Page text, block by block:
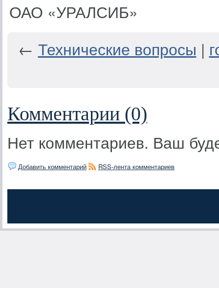
ОАО «УРАЛСИБ»
← Технические вопросы |
Комментарии (0)
Нет комментариев. Ваш
Добавить комментарий RSS-лента комментариев